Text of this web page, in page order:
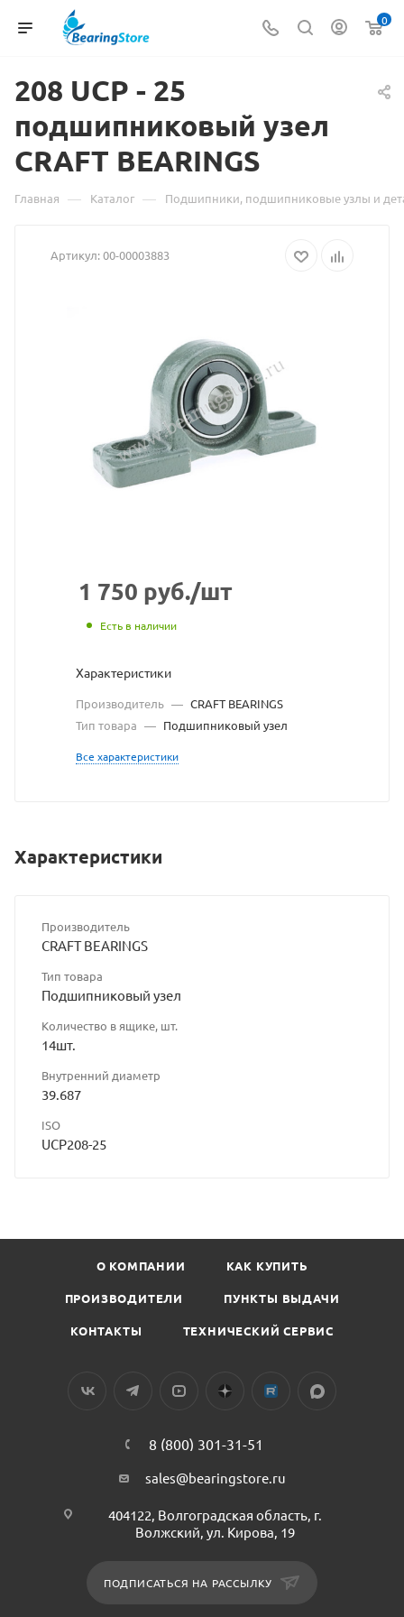
0
208 UCP - Материал
о
товаре
208
-
подшипниковый
узел
CRAFT
BEARINGS
взят
https://
по
ссылке
разрешения
владельца
сайта
25
подшипниковый узел
CRAFT BEARINGS
Главная — Каталог — Подшипники, подшипниковые узлы и
Артикул:00-00003883
1 750 руб./шт
Есть в наличии
Характеристики
Производитель — CRAFT BEARINGS
Тип товара — Подшипниковый узел
Все характеристики
Характеристики
Производитель
CRAFT BEARINGS
Тип товара
Подшипниковый узел
Количество в ящике, шт.
14шт.
Внутренний диаметр
39.687
ISO
UCP208-25
О КОМПАНИИ КАК КУПИТЬ
ПРОИЗВОДИТЕЛИ ПУНКТЫ ВЫДАЧИ
КОНТАКТЫ ТЕХНИЧЕСКИЙ СЕРВИС
8 (800) 301-31-51
sales@bearingstore.ru
404122, Волгоградская область, г.
Волжский, ул. Кирова, 19
ПОДПИСАТЬСЯ НА РАССЫЛКУ